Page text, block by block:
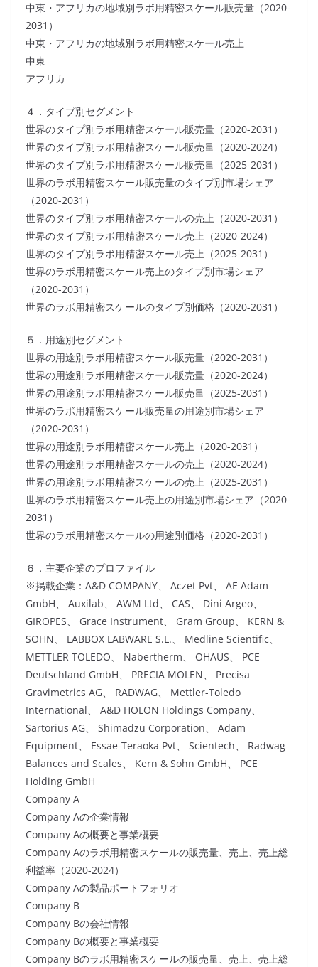
中東・アフリカの地域別ラボ用精密スケール販売量（2020-
2031）
中東・アフリカの地域別ラボ用精密スケール売上
中東
アフリカ
４．タイプ別セグメント
世界のタイプ別ラボ用精密スケール販売量（2020-2031）
世界のタイプ別ラボ用精密スケール販売量（2020-2024）
世界のタイプ別ラボ用精密スケール販売量（2025-2031）
世界のラボ用精密スケール販売量のタイプ別市場シェア
（2020-2031）
世界のタイプ別ラボ用精密スケールの売上（2020-2031）
世界のタイプ別ラボ用精密スケール売上（2020-2024）
世界のタイプ別ラボ用精密スケール売上（2025-2031）
世界のラボ用精密スケール売上のタイプ別市場シェア
（2020-2031）
世界のラボ用精密スケールのタイプ別価格（2020-2031）
５．用途別セグメント
世界の用途別ラボ用精密スケール販売量（2020-2031）
世界の用途別ラボ用精密スケール販売量（2020-2024）
世界の用途別ラボ用精密スケール販売量（2025-2031）
世界のラボ用精密スケール販売量の用途別市場シェア
（2020-2031）
世界の用途別ラボ用精密スケール売上（2020-2031）
世界の用途別ラボ用精密スケールの売上（2020-2024）
世界の用途別ラボ用精密スケールの売上（2025-2031）
世界のラボ用精密スケール売上の用途別市場シェア（2020-
2031）
世界のラボ用精密スケールの用途別価格（2020-2031）
６．主要企業のプロファイル
※掲載企業：A&D COMPANY、 Aczet Pvt、 AE Adam
GmbH、 Auxilab、 AWM Ltd、 CAS、 Dini Argeo、
GIROPES、 Grace Instrument、 Gram Group、 KERN &
SOHN、 LABBOX LABWARE S.L.、 Medline Scientific、
METTLER TOLEDO、 Nabertherm、 OHAUS、 PCE
Deutschland GmbH、 PRECIA MOLEN、 Precisa
Gravimetrics AG、 RADWAG、 Mettler-Toledo
International、 A&D HOLON Holdings Company、
Sartorius AG、 Shimadzu Corporation、 Adam
Equipment、 Essae-Teraoka Pvt、 Scientech、 Radwag
Balances and Scales、 Kern & Sohn GmbH、 PCE
Holding GmbH
Company A
Company Aの企業情報
Company Aの概要と事業概要
Company Aのラボ用精密スケールの販売量、売上、売上総
利益率（2020-2024）
Company Aの製品ポートフォリオ
Company B
Company Bの会社情報
Company Bの概要と事業概要
Company Bのラボ用精密スケールの販売量、売上、売上総